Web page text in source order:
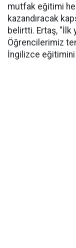
mutfak eğitimi
kazandıracak
belirtti. Ertaş, "İlk
Öğrencilerimiz
İngilizce eğitimini